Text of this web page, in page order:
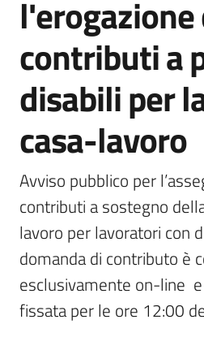
Servizi
Vivere
Concordia
Periodico
Concordia
Comune
Sportello
telematico
SUE
l'erogazione
contributi a
disabili per
casa-lavoro
Avviso pubblico per
contributi a sostegno
lavoro per lavoratori con
domanda di contributo è
esclusivamente on-line
fissata per le ore 12:00